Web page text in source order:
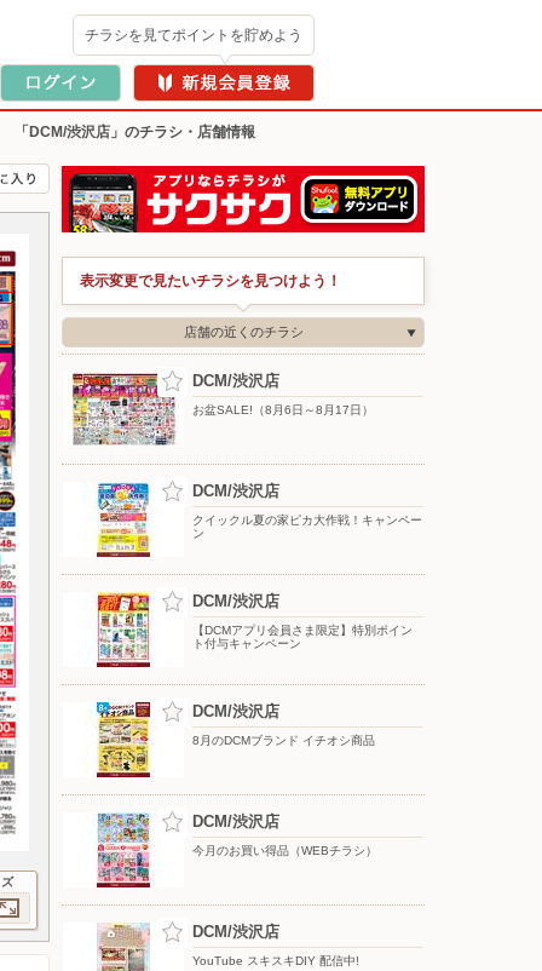
チラシを見てポイントを貯めよう
「DCM/渋沢店」のチラシ・店舗情報
表示変更で見たいチラシを見つけよう！
店舗の近くのチラシ
DCM/渋沢店
お盆SALE!（8月6日～8月17日）
DCM/渋沢店
クイックル夏の家ピカ大作戦！キャンペー
ン
DCM/渋沢店
【DCMアプリ会員さま限定】特別ポイン
ト付与キャンペーン
DCM/渋沢店
8月のDCMブランド イチオシ商品
DCM/渋沢店
今月のお買い得品（WEBチラシ）
DCM/渋沢店
YouTube スキスキDIY 配信中!